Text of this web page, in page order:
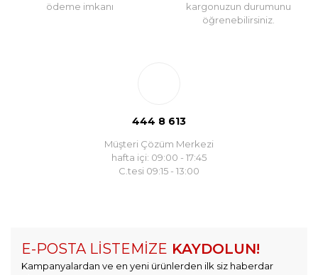
ödeme imkanı
kargonuzun durumunu
öğrenebilirsiniz.
444 8 613
Müşteri Çözüm Merkezi
hafta içi: 09:00 - 17:45
C.tesi 09:15 - 13:00
E-POSTA LİSTEMİZE KAYDOLUN!
Kampanyalardan ve en yeni ürünlerden ilk siz haberdar